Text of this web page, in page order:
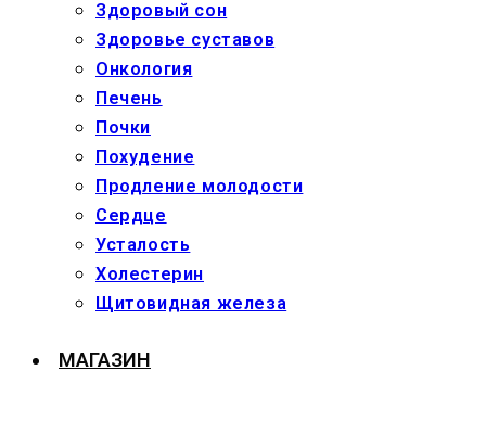
Здоровый сон
Здоровье суставов
Онкология
Печень
Почки
Похудение
Продление молодости
Сердце
Усталость
Холестерин
Щитовидная железа
МАГАЗИН